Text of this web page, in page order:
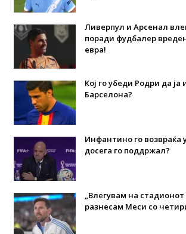
Ливерпул и Арсенал
поради фудбалер
евра!
Кој го убеди Родри да ја
Барселона?
Инфантино го возвраќа
досега го поддржал?
„Влегувам на стадионот
разнесам Меси со